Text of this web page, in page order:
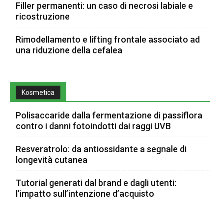
Filler permanenti: un caso di necrosi labiale e
ricostruzione
Rimodellamento e lifting frontale associato ad
una riduzione della cefalea
Kosmetica
Polisaccaride dalla fermentazione di passiflora
contro i danni fotoindotti dai raggi UVB
Resveratrolo: da antiossidante a segnale di
longevità cutanea
Tutorial generati dal brand e dagli utenti:
l’impatto sull’intenzione d’acquisto